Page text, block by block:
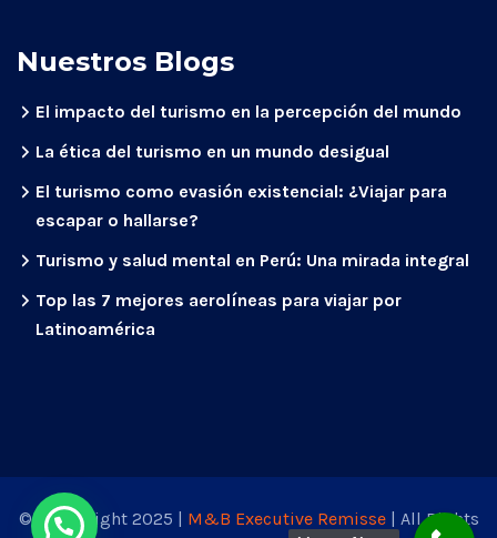
Nuestros Blogs
El impacto del turismo en la percepción del mundo
La ética del turismo en un mundo desigual
El turismo como evasión existencial: ¿Viajar para
escapar o hallarse?
Turismo y salud mental en Perú: Una mirada integral
Top las 7 mejores aerolíneas para viajar por
Latinoamérica
© Coppyright 2025 | M&B Executive Remisse
| All Rights